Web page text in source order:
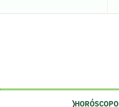
HORÓSCOPO